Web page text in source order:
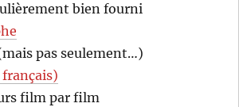
bien fourni
pas seulement…)
français)
film par film